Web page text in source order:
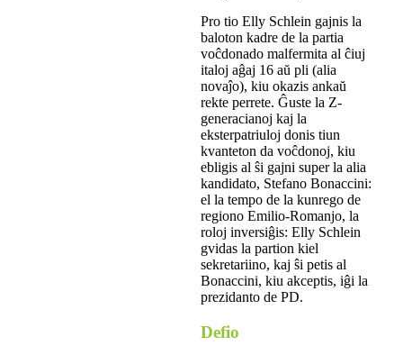
Pro tio Elly Schlein gajnis la
baloton kadre de la partia
voĉdonado malfermita al ĉiuj
italoj aĝaj 16 aŭ pli (alia
novaĵo), kiu okazis ankaŭ
rekte perrete. Ĝuste la Z-
generacianoj kaj la
eksterpatriuloj donis tiun
kvanteton da voĉdonoj, kiu
ebligis al ŝi gajni super la alia
kandidato, Stefano Bonaccini:
el la tempo de la kunrego de
regiono Emilio-Romanjo, la
roloj inversiĝis: Elly Schlein
gvidas la partion kiel
sekretariino, kaj ŝi petis al
Bonaccini, kiu akceptis, iĝi la
prezidanto de PD.
Defio